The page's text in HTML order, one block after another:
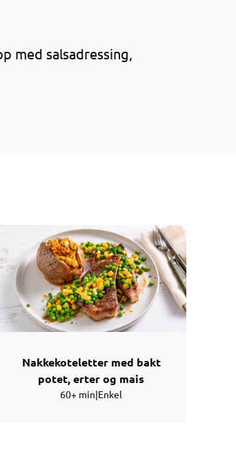
med salsadressing,
Nakkekoteletter med bakt
potet, erter og mais
60+ min|Enkel